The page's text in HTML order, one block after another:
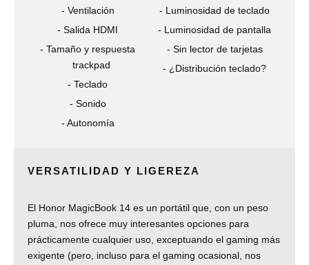
VERSATILIDAD Y LIGEREZA
El Honor MagicBook 14 es un portátil que, con un peso
pluma, nos ofrece muy interesantes opciones para
prácticamente cualquier uso, exceptuando el gaming más
exigente (pero, incluso para el gaming ocasional, nos
Ventilación
Salida HDMI
Tamaño y respuesta
trackpad
Teclado
Sonido
Autonomía
Luminosidad de teclado
Luminosidad de pantalla
Sin lector de tarjetas
¿Distribución teclado?